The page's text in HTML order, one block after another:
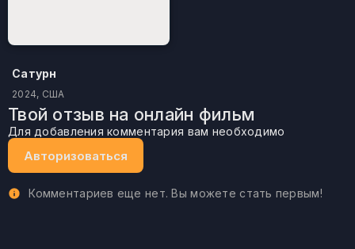
Сатурн
2024, США
Твой отзыв на онлайн фильм
Для добавления комментария вам необходимо
Авторизоваться
Комментариев еще нет. Вы можете стать первым!